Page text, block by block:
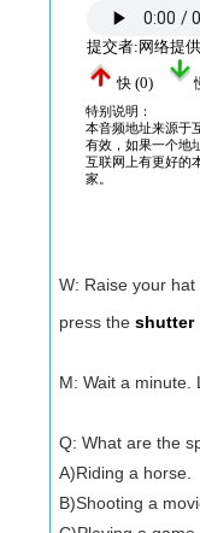
W: Raise your
press theshutter
M: Wait a minute.
Q: What are the
A)Riding a horse.
B)Shooting a